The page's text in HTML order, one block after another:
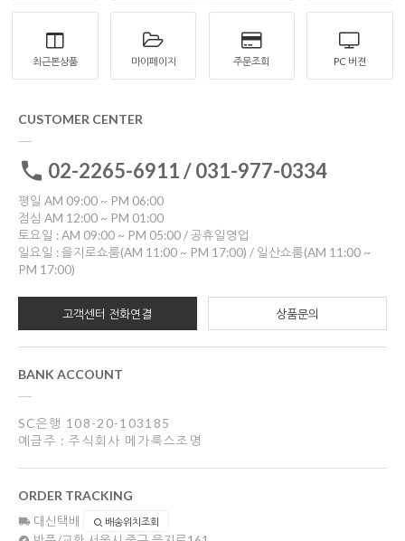
최근본상품 마이페이지 주문조회 PC 버젼
CUSTOMER CENTER
02-2265-6911 / 031-977-0334
평일 AM 09:00 ~ PM 06:00
점심 AM 12:00 ~ PM 01:00
토요일 : AM 09:00 ~ PM 05:00 / 공휴일영업
일요일 : 을지로쇼룸(AM 11:00 ~ PM 17:00) / 일산쇼룸(AM 11:00 ~
PM 17:00)
고객센터 전화연결 상품문의
BANK ACCOUNT
SC은행 108-20-103185
예금주 : 주식회사 메가룩스조명
ORDER TRACKING
대신택배 배송위치조회